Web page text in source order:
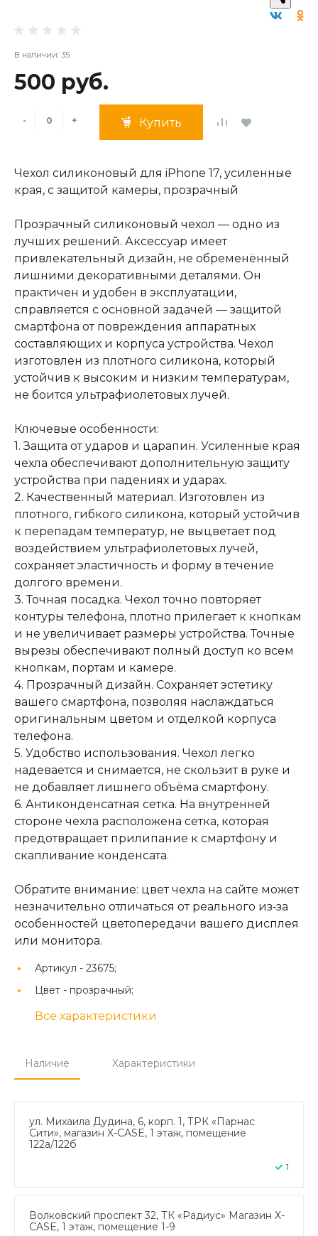
В наличии: 35
500 руб.
- + Купить
Чехол силиконовый для iPhone 17, усиленные
края, с защитой камеры, прозрачный
Прозрачный силиконовый чехол — одно из
лучших решений. Аксессуар имеет
привлекательный дизайн, не обременённый
лишними декоративными деталями. Он
практичен и удобен в эксплуатации,
справляется с основной задачей — защитой
смартфона от повреждения аппаратных
составляющих и корпуса устройства. Чехол
изготовлен из плотного силикона, который
устойчив к высоким и низким температурам,
не боится ультрафиолетовых лучей.
Ключевые особенности:
1. Защита от ударов и царапин. Усиленные края
чехла обеспечивают дополнительную защиту
устройства при падениях и ударах.
2. Качественный материал. Изготовлен из
плотного, гибкого силикона, который устойчив
к перепадам температур, не выцветает под
воздействием ультрафиолетовых лучей,
сохраняет эластичность и форму в течение
долгого времени.
3. Точная посадка. Чехол точно повторяет
контуры телефона, плотно прилегает к кнопкам
и не увеличивает размеры устройства. Точные
вырезы обеспечивают полный доступ ко всем
кнопкам, портам и камере.
4. Прозрачный дизайн. Сохраняет эстетику
вашего смартфона, позволяя наслаждаться
оригинальным цветом и отделкой корпуса
телефона.
5. Удобство использования. Чехол легко
надевается и снимается, не скользит в руке и
не добавляет лишнего объёма смартфону.
6. Антиконденсатная сетка. На внутренней
стороне чехла расположена сетка, которая
предотвращает прилипание к смартфону и
скапливание конденсата.
Обратите внимание: цвет чехла на сайте может
незначительно отличаться от реального из‑за
особенностей цветопередачи вашего дисплея
или монитора.
Артикул - 23675;
Цвет - прозрачный;
Все характеристики
Наличие Характеристики
ул. Михаила Дудина, 6, корп. 1, ТРК «Парнас
Сити», магазин X-CASE, 1 этаж, помещение
122а/122б
1
Волковский проспект 32, ТК «Радиус» Магазин X-
CASE, 1 этаж, помещение 1-9